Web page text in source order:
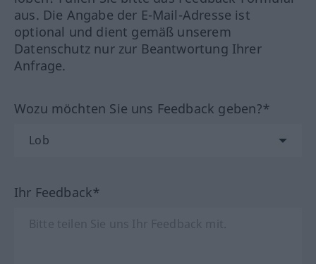
aus. Die Angabe der E-Mail-Adresse ist
optional und dient gemäß unserem
Datenschutz nur zur Beantwortung Ihrer
Anfrage.
Wozu möchten Sie uns Feedback geben?*
Ihr Feedback*